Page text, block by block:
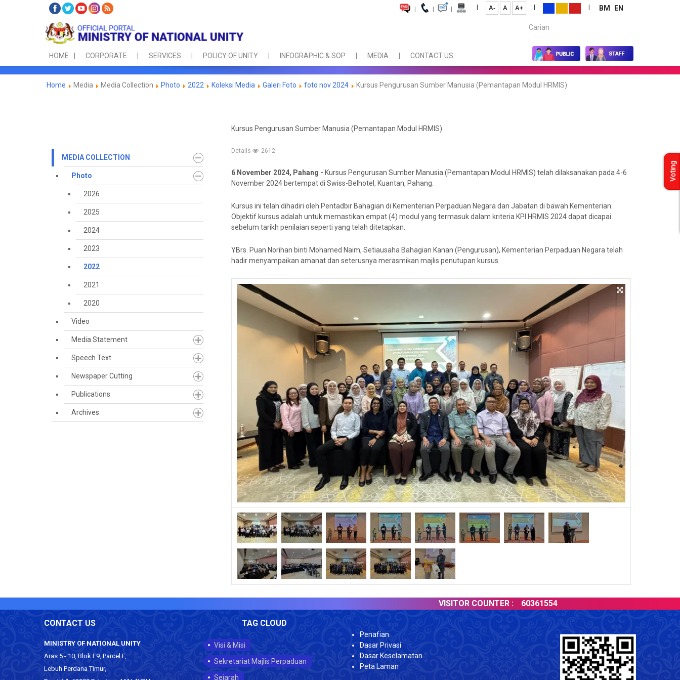
| | | | A- A A+ | | BM
EN
Carian...
HOME CORPORATE SERVICES POLICY OF UNITY INFOGRAPHIC & SOP MEDIA CONTACT US
Home Media Media Collection Photo 2022 Koleksi Media Galeri Foto foto nov 2024 Kursus Pengurusan Sumber Manusia (Pemantapan Modul HRMIS)
MEDIA COLLECTION
Photo
2026
2025
2024
2023
2022
2021
2020
Video
Media Statement
Speech Text
Newspaper Cutting
Publications
Archives
Kursus Pengurusan Sumber Manusia (Pemantapan Modul HRMIS)
Details 2612
6 November 2024, Pahang - Kursus Pengurusan Sumber Manusia (Pemantapan Modul HRMIS) telah dilaksanakan pada 4-6
November 2024 bertempat di Swiss-Belhotel, Kuantan, Pahang.
Kursus ini telah dihadiri oleh Pentadbir Bahagian di Kementerian Perpaduan Negara dan Jabatan di bawah Kementerian.
Objektif kursus adalah untuk memastikan empat (4) modul yang termasuk dalam kriteria KPI HRMIS 2024 dapat dicapai
sebelum tarikh penilaian seperti yang telah ditetapkan.
YBrs. Puan Norihan binti Mohamed Naim, Setiausaha Bahagian Kanan (Pengurusan), Kementerian Perpaduan Negara telah
hadir menyampaikan amanat dan seterusnya merasmikan majlis penutupan kursus.
VISITOR COUNTER : 60361554
CONTACT US
MINISTRY OF NATIONAL UNITY
Aras 5 - 10, Blok F9, Parcel F,
Lebuh Perdana Timur,
TAG CLOUD
Visi & Misi
Sekretariat Majlis Perpaduan
Sejarah
Penafian
Dasar Privasi
Dasar Keselamatan
Peta Laman
Voting